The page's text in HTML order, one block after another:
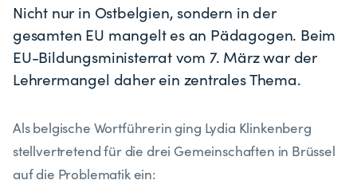
Nicht nur in Ostbelgien, sondern in der
gesamten EU mangelt es an Pädagogen. Beim
EU-Bildungsministerrat vom 7. März war der
Lehrermangel daher ein zentrales Thema.
Als belgische Wortführerin ging Lydia Klinkenberg
stellvertretend für die drei Gemeinschaften in Brüssel
auf die Problematik ein: